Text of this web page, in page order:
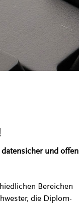
und offen
Bereichen
die Diplom-